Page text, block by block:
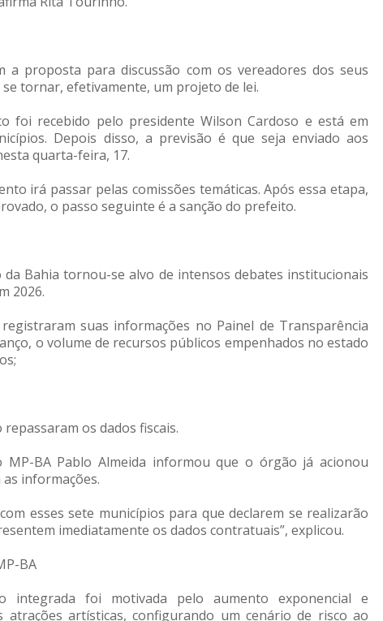
proposta para discussão com os vereadores dos seus
tornar, efetivamente, um projeto de lei.
foi recebido pelo presidente Wilson Cardoso e está em
Depois disso, a previsão é que seja enviado aos
quarta-feira, 17.
irá passar pelas comissões temáticas. Após essa etapa,
o passo seguinte é a sanção do prefeito.
Bahia tornou-se alvo de intensos debates institucionais
2026.
suas informações no Painel de Transparência
o volume de recursos públicos empenhados no estado
os dados fiscais.
BA Pablo Almeida informou que o órgão já acionou
informações.
esses sete municípios para que declarem se realizarão
imediatamente os dados contratuais”, explicou.
BA
integrada foi motivada pelo aumento exponencial e
atrações artísticas, configurando um cenário de risco ao